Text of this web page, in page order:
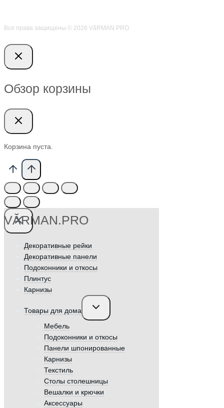
Все права защищены © 2026 VӑRMAN.PRO
Обзор корзины
Корзина пуста.
VӐRMAN.PRO
Декоративные рейки
Декоративные панели
Подоконники и откосы
Плинтус
Карнизы
Товары для дома
Переключить
дочернее
Мебель
Подоконники и откосы
Панели шпонированные
Карнизы
Текстиль
Столы столешницы
Вешалки и крючки
Аксессуары